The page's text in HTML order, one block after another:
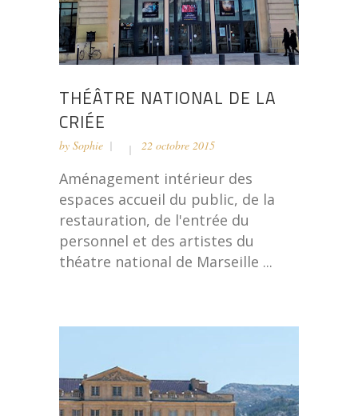
THÉÂTRE NATIONAL DE LA
CRIÉE
by Sophie 22 octobre 2015
Aménagement intérieur des
espaces accueil du public, de la
restauration, de l'entrée du
personnel et des artistes du
théatre national de Marseille ...